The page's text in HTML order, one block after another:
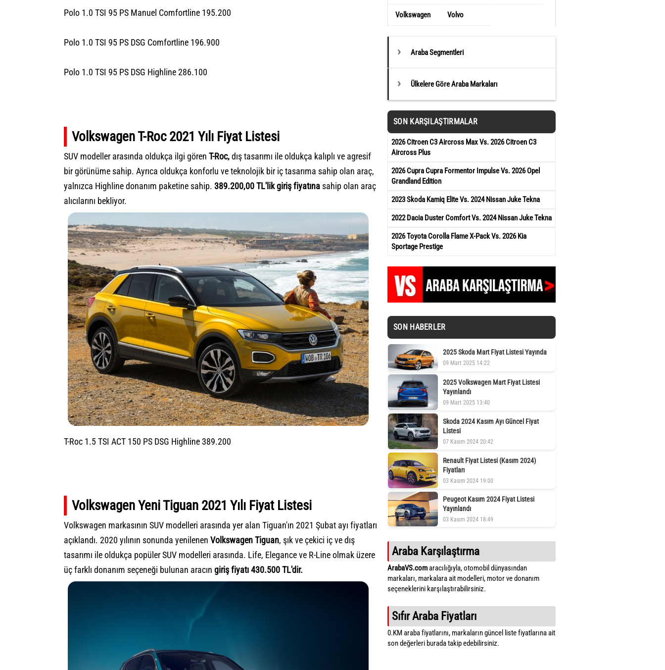
Polo 1.0 TSI 95 PS Manuel Comfortline 195.200
Polo 1.0 TSI 95 PS DSG Comfortline 196.900
Polo 1.0 TSI 95 PS DSG Highline 286.100
Volkswagen T-Roc 2021 Yılı Fiyat Listesi
SUV modeller arasında oldukça ilgi gören T-Roc,dış tasarımı ile oldukça kalıplı ve agresif
bir görünüme sahip. Ayrıca oldukça konforlu ve teknolojik bir iç tasarıma sahip olan araç,
yalnızca Highline donanım paketine sahip. 389.200,00 TL'lik giriş fiyatına sahip olan araç
alıcılarını bekliyor.
T-Roc 1.5 TSI ACT 150 PS DSG Highline 389.200
Volkswagen Yeni Tiguan 2021 Yılı Fiyat Listesi
Volkswagen markasının SUV modelleri arasında yer alan Tiguan'ın 2021 Şubat ayı fiyatları
açıklandı. 2020 yılının sonunda yenilenen Volkswagen Tiguan, şık ve çekici iç ve dış
tasarımı ile oldukça popüler SUV modelleri arasında. Life, Elegance ve R-Line olmak üzere
üç farklı donanım seçeneği bulunan aracın giriş fiyatı 430.500 TL'dir.
Volkswagen Volvo
Araba Segmentleri
Ülkelere Göre Araba Markaları
SON KARŞILAŞTIRMALAR
2026 Citroen C3 Aircross Max Vs. 2026 Citroen C3
Aircross Plus
2026 Cupra Cupra Formentor Impulse Vs. 2026 Opel
Grandland Edition
2023 Skoda Kamiq Elite Vs. 2024 Nissan Juke Tekna
2022 Dacia Duster Comfort Vs. 2024 Nissan Juke Tekna
2026 Toyota Corolla Flame X-Pack Vs. 2026 Kia
Sportage Prestige
SON HABERLER
2025 Skoda Mart Fiyat Listesi Yayında
09 Mart 2025 14:22
2025 Volkswagen Mart Fiyat Listesi
Yayınlandı
09 Mart 2025 13:40
Skoda 2024 Kasım Ayı Güncel Fiyat
Listesi
07 Kasım 2024 20:42
Renault Fiyat Listesi (Kasım 2024)
Fiyatları
03 Kasım 2024 19:00
Peugeot Kasım 2024 Fiyat Listesi
Yayınlandı
03 Kasım 2024 18:49
Araba Karşılaştırma
ArabaVS.comaracılığıyla, otomobil dünyasından
markaları, markalara ait modelleri, motor ve donanım
seçeneklerini karşılaştırabilirsiniz.
Sıfır Araba Fiyatları
0.KM araba fiyatlarını, markaların güncel liste fiyatlarına ait
son değerleri burada takip edebilirsiniz.